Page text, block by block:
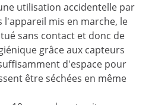
utilisation accidentelle par
l'appareil mis en marche, le
sans contact et donc de
grâce aux capteurs
d'espace pour
être séchées en même